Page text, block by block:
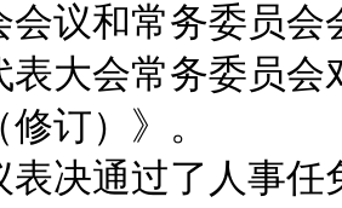
会议和常务委员
表大会常务委员
订）》。
通过了人事任